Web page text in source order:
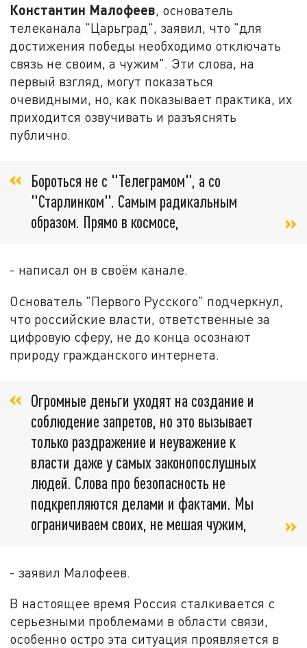
Константин Малофеев, основатель
телеканала "Царьград", заявил, что "для
достижения победы необходимо отключать
связь не своим, а чужим". Эти слова, на
первый взгляд, могут показаться
очевидными, но, как показывает практика, их
приходится озвучивать и разъяснять
публично.
Бороться не с "Телеграмом", а со
"Старлинком". Самым радикальным
образом. Прямо в космосе,
- написал он в своём канале.
Основатель "Первого Русского" подчеркнул,
что российские власти, ответственные за
цифровую сферу, не до конца осознают
природу гражданского интернета.
Огромные деньги уходят на создание и
соблюдение запретов, но это вызывает
только раздражение и неуважение к
власти даже у самых законопослушных
людей. Слова про безопасность не
подкрепляются делами и фактами. Мы
ограничиваем своих, не мешая чужим,
- заявил Малофеев.
В настоящее время Россия сталкивается с
серьезными проблемами в области связи,
особенно остро эта ситуация проявляется в